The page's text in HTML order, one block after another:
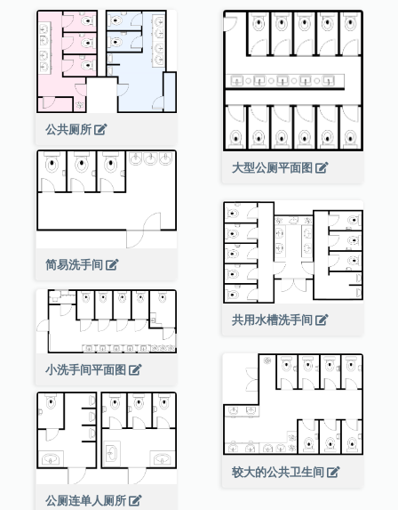
公共厕所
大型公厕平面图
简易洗手间
共用水槽洗手间
小洗手间平面图
较大的公共卫生间
公厕连单人厕所